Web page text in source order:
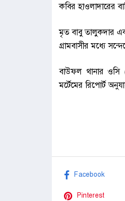
কবির হাওলাদারের
মৃত বাবু তালুকদার
গ্রামবাসীর মধ্যে
বাউফল থানার ওসি
মর্টেমের রিপোর্ট
Facebook
Pinterest